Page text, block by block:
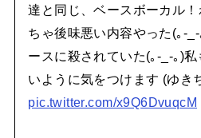
達と同じ、ベースボーカル
ちゃ後味悪い内容やった(｡-
ースに殺されていた(｡-_-｡)
いように気をつけます (ゆき
pic.twitter.com/x9Q6DvuqcM